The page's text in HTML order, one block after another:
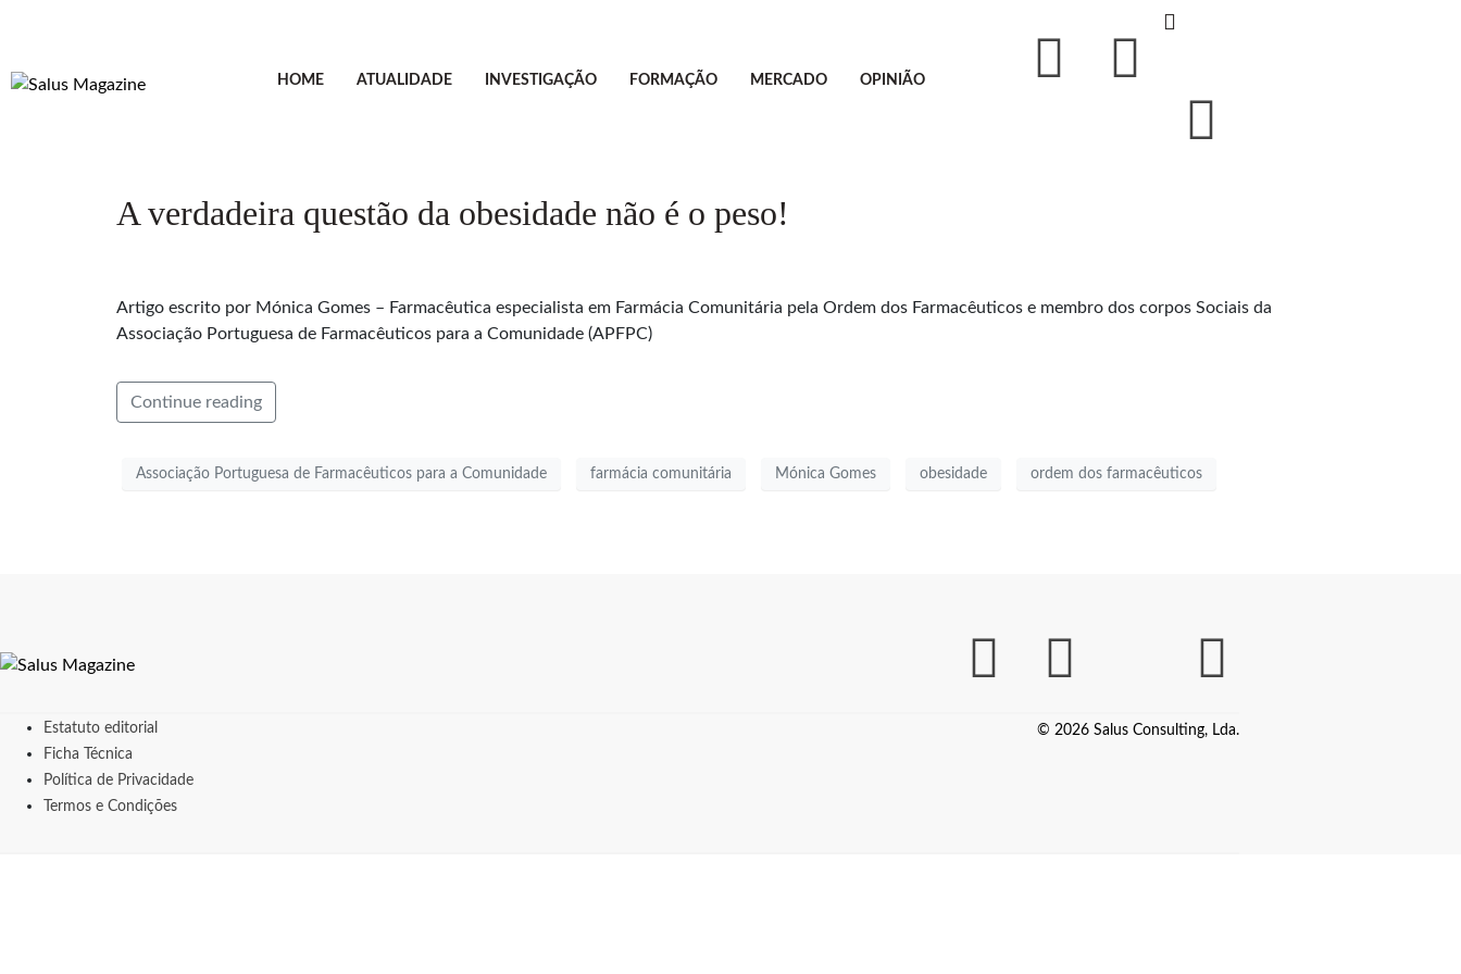
HOME ATUALIDADE INVESTIGAÇÃO FORMAÇÃO MERCADO OPINIÃO
A verdadeira questão da obesidade não é o peso!
Artigo escrito por Mónica Gomes – Farmacêutica especialista em Farmácia Comunitária pela Ordem dos Farmacêuticos e membro dos corpos Sociais da
Associação Portuguesa de Farmacêuticos para a Comunidade (APFPC)
Continue reading
Associação Portuguesa de Farmacêuticos para a Comunidade farmácia comunitária Mónica Gomes obesidade ordem dos farmacêuticos
Estatuto editorial
Ficha Técnica
Política de Privacidade
Termos e Condições
© 2026 Salus Consulting, Lda.